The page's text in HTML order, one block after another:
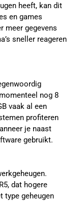
heeft, kan dit
en games
meer gegevens
sneller reageren
nog 8
vaak al een
profiteren
je naast
gebruikt.
dat hogere
type geheugen